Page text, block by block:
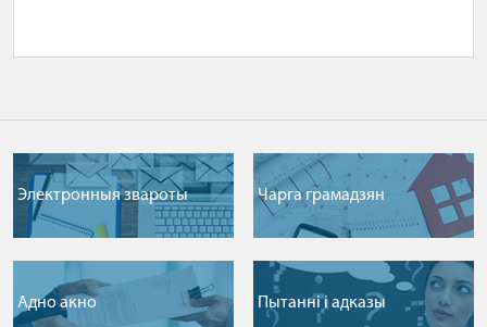
Электронныя звароты Чарга грамадзян
Адно акно Пытаннi i адказы